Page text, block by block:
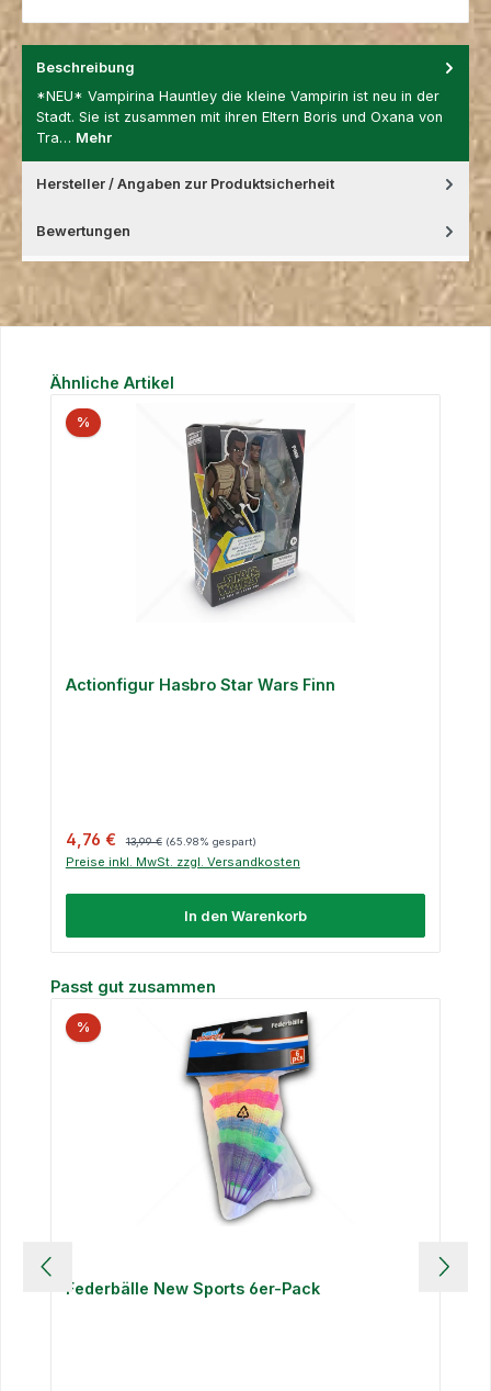
Beschreibung
*NEU* Vampirina Hauntley die kleine Vampirin ist neu in der
Stadt. Sie ist zusammen mit ihren Eltern Boris und Oxana von
Tra… Mehr
Hersteller / Angaben zur Produktsicherheit
Bewertungen
Produktgalerie überspringen
Ähnliche Artikel
%
Actionfigur Hasbro Star Wars Finn
Verkaufspreis:
4,76 € Regulärer Preis:
13,99 € (65.98% gespart)
Preise inkl. MwSt. zzgl. Versandkosten
In den Warenkorb
Produktgalerie überspringen
Passt gut zusammen
%
Federbälle New Sports 6er-Pack